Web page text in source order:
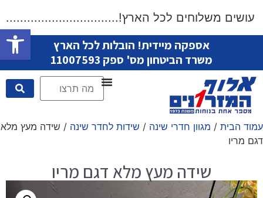
פתח
עושים משלוחים לכל
אספקה מיידית! הובלות לכל הארץ
משרד הביטחון מס' ספק 11007593
עמוד הבית / מגוון חדרי שינה / שידות לחדר שינה / שידה מעץ מלא
דגם מריו
שידה מעץ מלא דגם מריו